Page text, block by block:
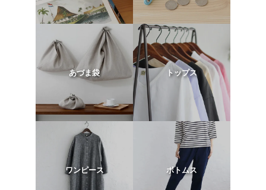
あづま袋 トップス
ワンピース ボトムス